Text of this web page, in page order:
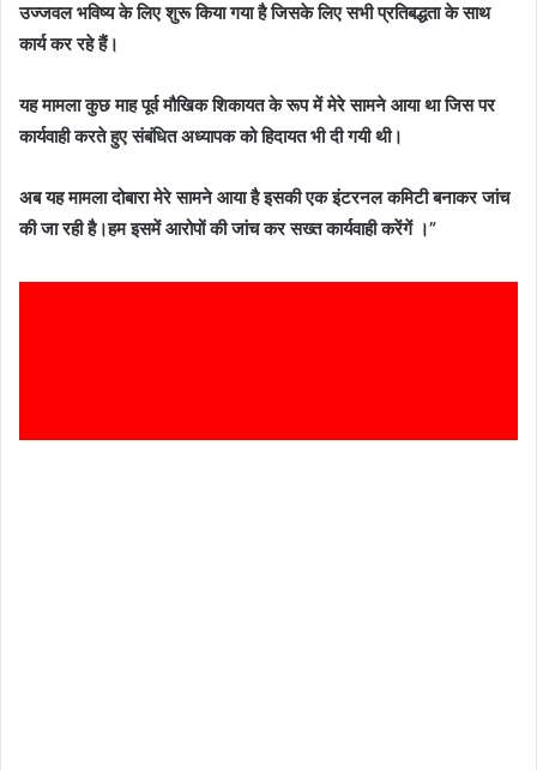
उज्जवल भविष्य के लिए शुरू किया गया है जिसके लिए सभी प्रतिबद्धता के साथ
कार्य कर रहे हैं।
यह मामला कुछ माह पूर्व मौखिक शिकायत के रूप में मेरे सामने आया था जिस पर
कार्यवाही करते हुए संबंधित अध्यापक को हिदायत भी दी गयी थी।
अब यह मामला दोबारा मेरे सामने आया है इसकी एक इंटरनल कमिटी बनाकर जांच
की जा रही है।हम इसमें आरोपों की जांच कर सख्त कार्यवाही करेंगें ।”